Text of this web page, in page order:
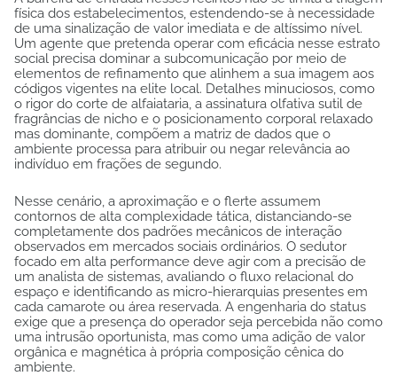
física dos estabelecimentos, estendendo-se à necessidade
de uma sinalização de valor imediata e de altíssimo nível.
Um agente que pretenda operar com eficácia nesse estrato
social precisa dominar a subcomunicação por meio de
elementos de refinamento que alinhem a sua imagem aos
códigos vigentes na elite local. Detalhes minuciosos, como
o rigor do corte de alfaiataria, a assinatura olfativa sutil de
fragrâncias de nicho e o posicionamento corporal relaxado
mas dominante, compõem a matriz de dados que o
ambiente processa para atribuir ou negar relevância ao
indivíduo em frações de segundo.
Nesse cenário, a aproximação e o flerte assumem
contornos de alta complexidade tática, distanciando-se
completamente dos padrões mecânicos de interação
observados em mercados sociais ordinários. O sedutor
focado em alta performance deve agir com a precisão de
um analista de sistemas, avaliando o fluxo relacional do
espaço e identificando as micro-hierarquias presentes em
cada camarote ou área reservada. A engenharia do status
exige que a presença do operador seja percebida não como
uma intrusão oportunista, mas como uma adição de valor
orgânica e magnética à própria composição cênica do
ambiente.